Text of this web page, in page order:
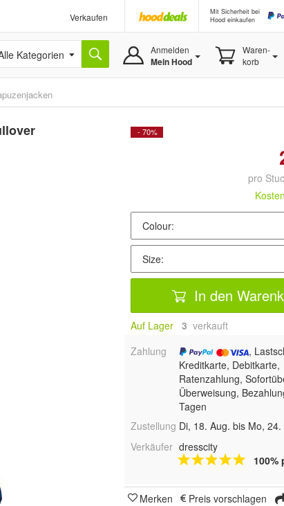
Verkaufen
Mit Sicherheit bei
Hood einkaufen
Kategorien Anmelden
Mein Hood
Waren-
korb
- 70%
pro
In den
Auf Lager 3 verkauft
Zahlung
,
Kreditkarte, Debitkarte,
Ratenzahlung,
Überweisung,
Tagen
Zustellung Di, 18. Aug. bis Mo, 24.
Verkäufer dresscity
100%
Merken Preis vorschlagen